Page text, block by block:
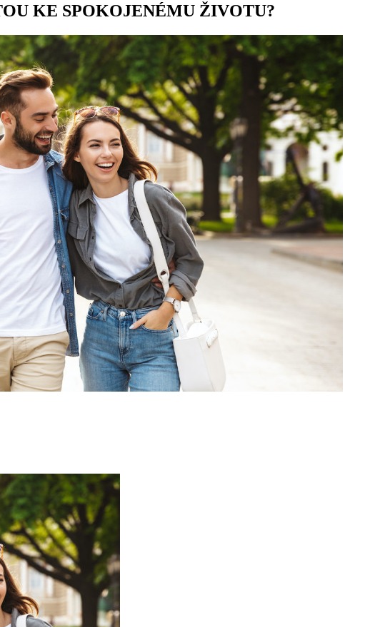
KE SPOKOJENÉMU ŽIVOTU?